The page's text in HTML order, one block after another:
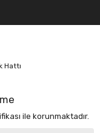
Hattı
ile korunmaktadır.